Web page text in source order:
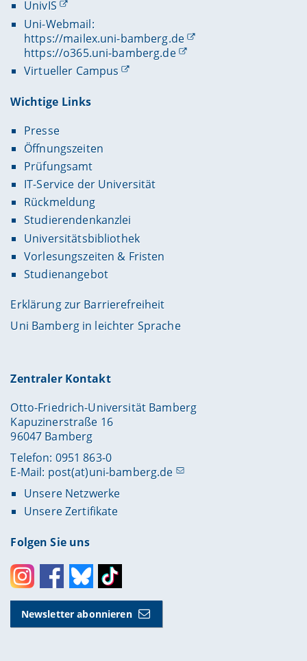
UnivIS
Uni-Webmail:
https://mailex.uni-bamberg.de
https://o365.uni-bamberg.de
Virtueller Campus
Wichtige Links
Presse
Öffnungszeiten
Prüfungsamt
IT-Service der Universität
Rückmeldung
Studierendenkanzlei
Universitätsbibliothek
Vorlesungszeiten & Fristen
Studienangebot
Erklärung zur Barrierefreiheit
Uni Bamberg in leichter Sprache
Zentraler Kontakt
Otto-Friedrich-Universität Bamberg
Kapuzinerstraße 16
96047 Bamberg
Telefon: 0951 863-0
E-Mail: post(at)uni-bamberg.de
Unsere Netzwerke
Unsere Zertifikate
Folgen Sie uns
InstagramFacebookBlueskyToktok
Newsletter abonnieren